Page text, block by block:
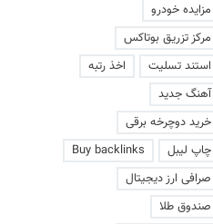
صحنه ای نادر از حیات
ایران در سبلان + فیلم
مزایده خودرو
مرکز تزریق بوتاکس
استند تسلیت
اخذ رتبه
آهنگ جدید
خرید دوچرخه برقی
چاپ لیبل
Buy backlinks
صرافی ارز دیجیتال
صندوق طلا